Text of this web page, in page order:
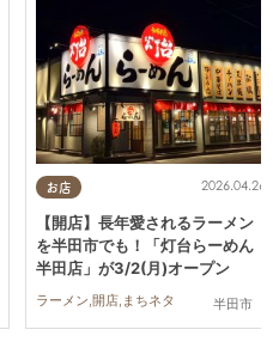
お店
半田市
2026.04.26
【開店】長年愛されるラーメン
を半田市でも！「灯台らーめん
半田店」が3/2(月)オープン
ラーメン,開店,まちネタ